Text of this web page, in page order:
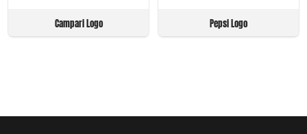
Campari Logo Pepsi Logo